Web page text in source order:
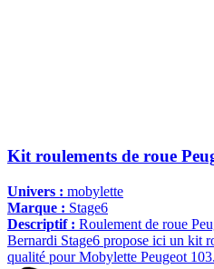
Kit roulements de roue
Univers : mobylette
Marque : Stage6
Descriptif : Roulement de roue
Bernardi Stage6 propose ici un kit
qualité pour Mobylette Peugeot